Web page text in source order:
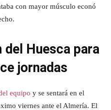
con mayor músculo econó
Huesca para
jornadas
equipo y se sentará en el
viernes ante el Almería. El